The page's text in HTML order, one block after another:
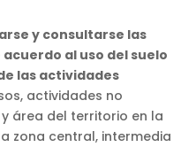
y consultarse las
al uso del suelo
las actividades
actividades no
área del territorio en la
zona central, intermedia